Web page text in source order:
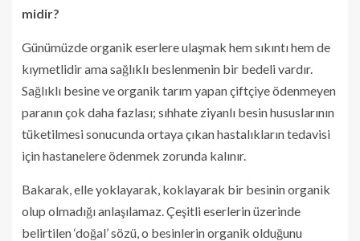
midir?
Günümüzde organik eserlere ulaşmak hem sıkıntı hem de
kıymetlidir ama sağlıklı beslenmenin bir bedeli vardır.
Sağlıklı besine ve organik tarım yapan çiftçiye ödenmeyen
paranın çok daha fazlası; sıhhate ziyanlı besin hususlarının
tüketilmesi sonucunda ortaya çıkan hastalıkların tedavisi
için hastanelere ödenmek zorunda kalınır.
Bakarak, elle yoklayarak, koklayarak bir besinin organik
olup olmadığı anlaşılamaz. Çeşitli eserlerin üzerinde
belirtilen ‘doğal’ sözü, o besinlerin organik olduğunu